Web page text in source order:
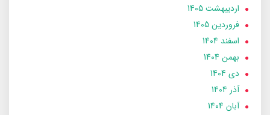
ارديبهشت 1405
فروردین 1405
اسفند 1404
بهمن 1404
دی 1404
آذر 1404
آبان 1404